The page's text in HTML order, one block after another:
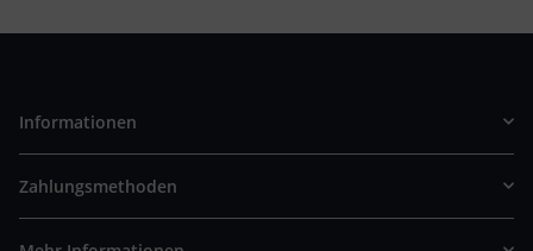
Informationen
Zahlungsmethoden